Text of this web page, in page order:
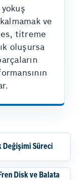
ve
titreme
oluşursa
Değişimi Süreci
Disk ve Balata